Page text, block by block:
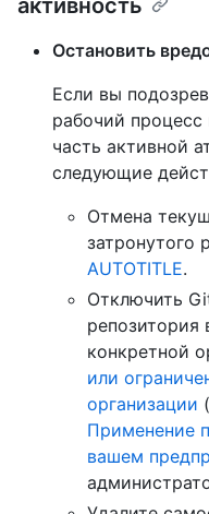
Остановить
Если вы
рабочий процесс
часть активной
следующие
Отмена
затронутого
AUTOTITLE.
Отключить
репозитория
конкретной
или
организации
Применение
вашем